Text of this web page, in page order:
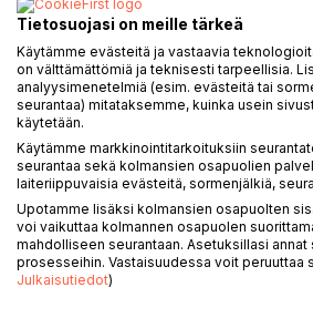
KUVAUS
Kirja sisältää
KIRJAILIJA
LISÄÄ
Tietosuojasi on meille tärkeä
Käytämme evästeitä ja vastaavia
on välttämättömiä ja teknisesti tarpeellisia.
analyysimenetelmiä (esim. evästeitä tai
seurantaa) mitataksemme, kuinka usein
käytetään.
Käytämme markkinointitarkoituksiin
seurantaa sekä kolmansien osapuolien
laiteriippuvaisia evästeitä, sormenjälkiä,
Upotamme lisäksi kolmansien osapuolten
voi vaikuttaa kolmannen osapuolen
mahdolliseen seurantaan. Asetuksillasi
prosesseihin. Vastaisuudessa voit peruuttaa
Julkaisutiedot)